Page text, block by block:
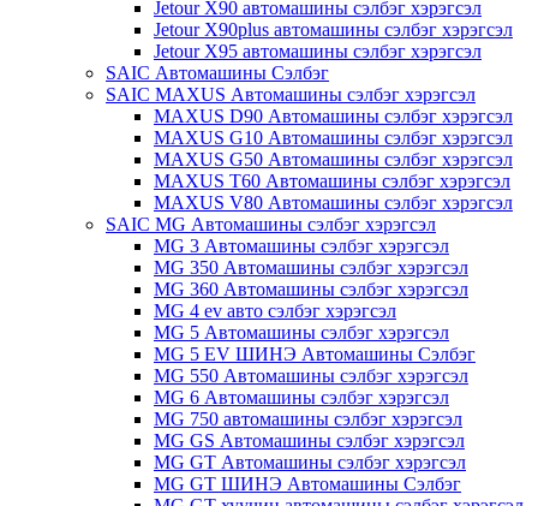
Jetour X90 автомашины сэлбэг хэрэгсэл
Jetour X90plus автомашины сэлбэг хэрэгсэл
Jetour X95 автомашины сэлбэг хэрэгсэл
SAIC Автомашины Сэлбэг
SAIC MAXUS Автомашины сэлбэг хэрэгсэл
MAXUS D90 Автомашины сэлбэг хэрэгсэл
MAXUS G10 Автомашины сэлбэг хэрэгсэл
MAXUS G50 Автомашины сэлбэг хэрэгсэл
MAXUS T60 Автомашины сэлбэг хэрэгсэл
MAXUS V80 Автомашины сэлбэг хэрэгсэл
SAIC MG Автомашины сэлбэг хэрэгсэл
MG 3 Автомашины сэлбэг хэрэгсэл
MG 350 Автомашины сэлбэг хэрэгсэл
MG 360 Автомашины сэлбэг хэрэгсэл
MG 4 ev авто сэлбэг хэрэгсэл
MG 5 Автомашины сэлбэг хэрэгсэл
MG 5 EV ШИНЭ Автомашины Сэлбэг
MG 550 Автомашины сэлбэг хэрэгсэл
MG 6 Автомашины сэлбэг хэрэгсэл
MG 750 автомашины сэлбэг хэрэгсэл
MG GS Автомашины сэлбэг хэрэгсэл
MG GT Автомашины сэлбэг хэрэгсэл
MG GT ШИНЭ Автомашины Сэлбэг